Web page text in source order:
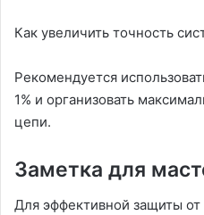
Как увеличить точность
Рекомендуется
1% и организовать
цепи.
Заметка для
Для эффективной защиты